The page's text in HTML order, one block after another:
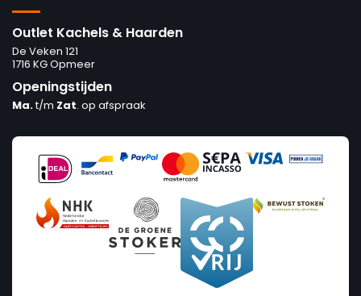
Outlet Kachels & Haarden
De Veken 121
1716 KG Opmeer
Openingstijden
Ma.t/m Zat. op afspraak